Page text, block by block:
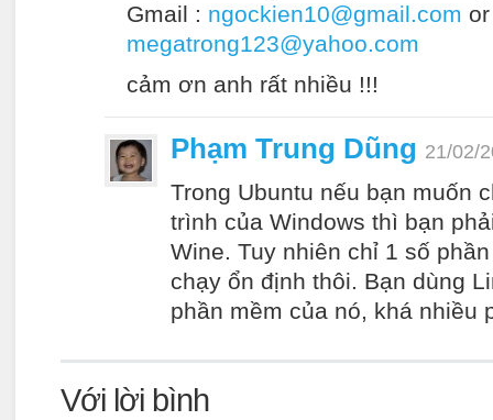
Gmail : ngockien10@gmail.com
megatrong123@yahoo.com
cảm ơn anh rất nhiều !!!
Phạm Trung Dũng 21/02/
Trong Ubuntu nếu bạn muốn
trình của Windows thì bạn
Wine. Tuy nhiên chỉ 1 số
chạy ổn định thôi. Bạn dùng
phần mềm của nó, khá nhiều
Với lời bình